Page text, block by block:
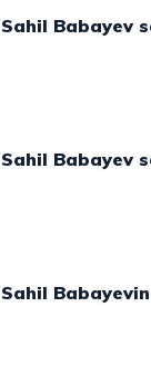
Sahil Babayev
Sahil Babayev
Sahil